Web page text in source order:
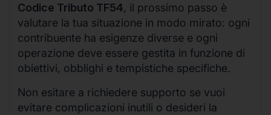
Codice Tributo TF54, il prossimo passo è
valutare la tua situazione in modo mirato: ogni
contribuente ha esigenze diverse e ogni
operazione deve essere gestita in funzione di
obiettivi, obblighi e tempistiche specifiche.
Non esitare a richiedere supporto se vuoi
evitare complicazioni inutili o desideri la